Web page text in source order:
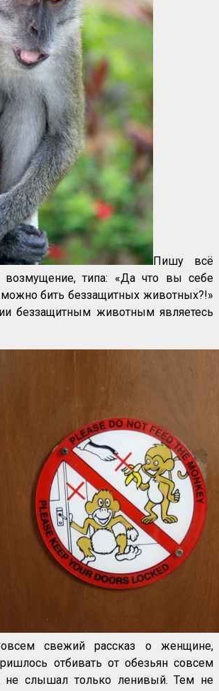
Пишу всё
типа: «Да что вы себе
можно бить беззащитных животных?!»
беззащитным животным являетесь
свежий рассказ о женщине,
отбивать от обезьян совсем
не слышал только ленивый. Тем не